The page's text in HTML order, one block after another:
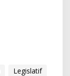
Legislatif